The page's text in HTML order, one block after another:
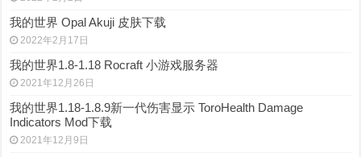
我的世界 Opal Akuji 皮肤下载
2022年2月17日
我的世界1.8-1.18 Rocraft 小游戏服务器
2021年12月26日
我的世界1.18-1.8.9新一代伤害显示 ToroHealth Damage
Indicators Mod下载
2021年12月9日